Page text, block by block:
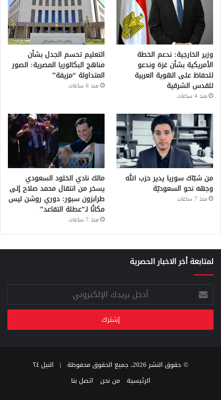
وزير الخارجية: ندعم الخطة
الأمريكية بشأن غزة وندعو
للحفاظ على الهوية العربية
للقدس الشرقية
منذ 4 ساعات
التعليم تحسم الجدل بشأن
مناهج البكالوريا المصرية: الصور
المتداولة “مزيفة”
منذ 6 ساعات
من شبّاك سوريا يدير حزب الله
وجهه نحو السعوديّة
منذ 7 ساعات
مالك نادي الخلود السعودي
يسخر من انتقال محمد صلاح إلى
طرابزون سبور: دوري روشن ليس
مكانًا لـ”عطلة التقاعد”
منذ 7 ساعات
لمتابعة أخر الاخبار الحصرية
أدخل
بريدك
الإلكتروني
© حقوق النشر 2026، جميع الحقوق محفوظة |
النيل ٢٤
الرئيسية
من نحن اتصل بنا